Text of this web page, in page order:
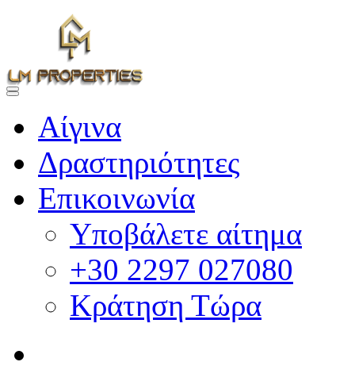
Αίγινα
Δραστηριότητες
Επικοινωνία
Υποβάλετε αίτημα
+30 2297 027080
Κράτηση Τώρα